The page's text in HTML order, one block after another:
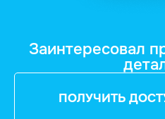
Заинтересовал
ПОЛУЧИТЬ